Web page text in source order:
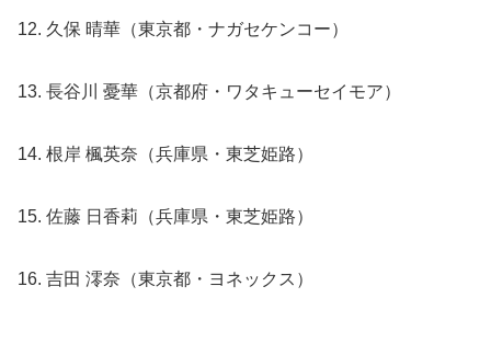
12. 久保 晴華（東京都・ナガセケンコー）
13. 長谷川 憂華（京都府・ワタキューセイモア）
14. 根岸 楓英奈（兵庫県・東芝姫路）
15. 佐藤 日香莉（兵庫県・東芝姫路）
16. 吉田 澪奈（東京都・ヨネックス）